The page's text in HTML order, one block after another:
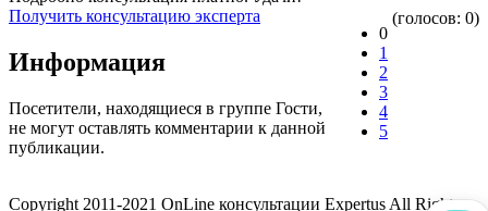
Получить консультацию эксперта
0
1
2
3
4
5
(голосов: 0)
Информация
Посетители, находящиеся в группе Гости,
не могут оставлять комментарии к данной
публикации.
Copyright 2011-2021 OnLine консультации Expertus All Rights